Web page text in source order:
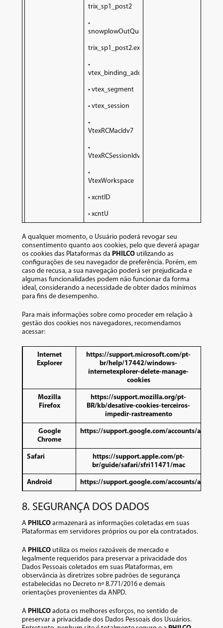
trix_sp1_post2
•
snowplowOutQueue_dynatonMa
trix_sp1_post2.expires
•
vtex_binding_address
• vtex_segment
• vtex_session
•
VtexRCMacIdv7
•
VtexRCSessionIdv7
•
VtexWorkspace
• xcntID
• xcntU
A qualquer momento, o Usuário poderá revogar seu
consentimento quanto aos cookies, pelo que deverá apagar
os cookies das Plataformas da PHILCO utilizando as
configurações de seu navegador de preferência. Porém, em
caso de recusa, a sua navegação poderá ser prejudicada e
algumas funcionalidades podem não funcionar da forma
ideal, considerando a necessidade de obter dados mínimos
para fins de desempenho.
Para mais informações sobre como proceder em relação à
gestão dos cookies nos navegadores, recomendamos
acessar:
Internet
Explorer
https://support.microsoft.com/pt-
br/help/17442/windows-
internetexplorer-delete-manage-
cookies
Mozilla
Firefox
https://support.mozilla.org/pt-
BR/kb/desative-cookies-terceiros-
impedir-rastreamento
Google
Chrome
https://support.google.com/accounts/
Safari
https://support.apple.com/pt-
br/guide/safari/sfri11471/mac
Android https://support.google.com/accounts/
8. SEGURANÇA DOS DADOS
A PHILCO armazenará as informações coletadas em suas
Plataformas em servidores próprios ou por ela contratados.
A PHILCO utiliza os meios razoáveis de mercado e
legalmente requeridos para preservar a privacidade dos
Dados Pessoais coletados em suas Plataformas, em
observância às diretrizes sobre padrões de segurança
estabelecidas no Decreto nº 8.771/2016 e demais
orientações provenientes da ANPD.
A PHILCO adota os melhores esforços, no sentido de
preservar a privacidade dos Dados Pessoais dos Usuários.